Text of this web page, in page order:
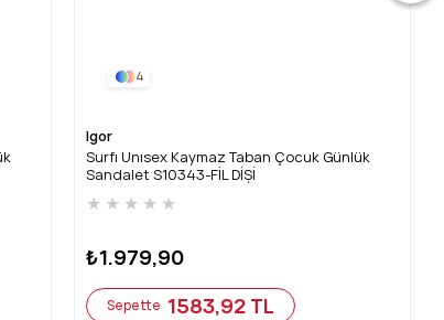
4
Igor
Surfı Unısex Kaymaz Taban Çocuk Günlük
Sandalet S10343-FİL DİŞİ
★ ★ ★ ★ ★
₺1.979,90
Sepette 1583,92 TL